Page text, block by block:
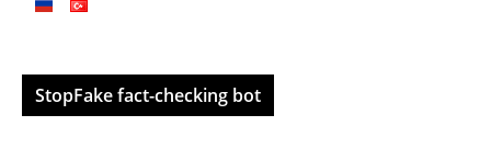
StopFake fact-checking bot